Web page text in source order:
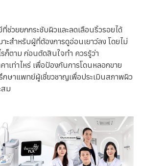
ที่ช่วยยกกระชับผิวและลดเลือนริ้วรอยได้
ะสำหรับผู้ที่ต้องการดูอ่อนเยาว์ลง โดยไม่
ก็ตาม ก่อนตัดสินใจทำ ควรรู้ว่า
าเท่าไหร่ เพื่อป้องกันการโดนหลอกขาย
ษาแพทย์ผู้เชี่ยวชาญเพื่อประเมินสภาพผิว
สม